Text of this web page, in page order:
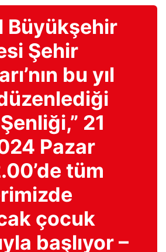
Büyükşehir
Şehir
bu yıl
21
Pazar
tüm
çocuk
başlıyor –